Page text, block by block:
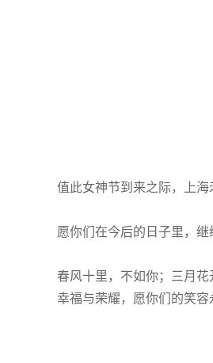
值此女神节到来之际，上
愿你们在今后的日子里，
春风十里，不如你；三月
幸福与荣耀，愿你们的笑容